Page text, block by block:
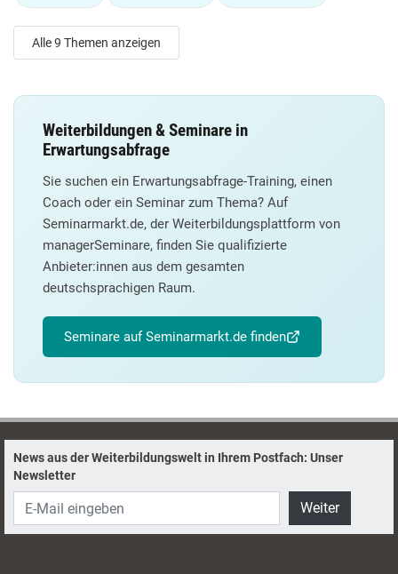
Alle 9 Themen anzeigen
Weiterbildungen & Seminare in
Erwartungsabfrage
Sie suchen ein Erwartungsabfrage-Training, einen
Coach oder ein Seminar zum Thema? Auf
Seminarmarkt.de, der Weiterbildungsplattform von
managerSeminare, finden Sie qualifizierte
Anbieter:innen aus dem gesamten
deutschsprachigen Raum.
Seminare auf Seminarmarkt.de finden
News aus der Weiterbildungswelt in Ihrem Postfach: Unser
Newsletter
Weiter